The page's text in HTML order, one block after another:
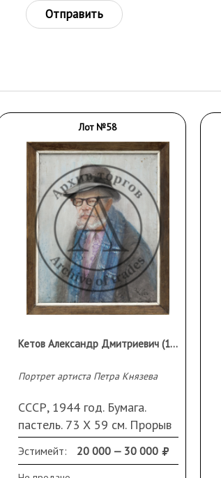
Отправить
Лот №58
Кетов Александр Дмитриевич (1914 - 2011)
Портрет артиста Петра Князева
СССР, 1944 год. Бумага.
пастель. 73 Х 59 см. Прорыв
в верхней правой части.
Подпись и дата справа
Эстимейт: 20 000 — 30 000